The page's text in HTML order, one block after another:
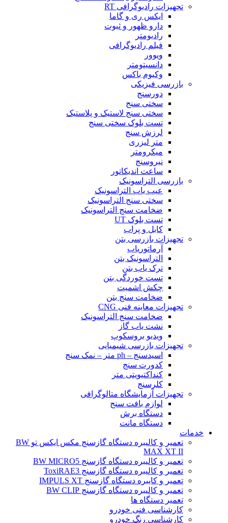
تجهیزات رادیوگرافی RT
ایکس ری و گاما
دارو ظهور و ثبوت
رادیومتر
فیلم رادیوگرافی
ویوور
دانسیتومتر
وکیوم باکس
بازرسی فیزیکی
دورسنج
سختی سنج
سختی سنج لاستیک و پلاستیک
تست بلوک سختی سنج
لرزش سنج
متر لیزری
میکرومتر
نیروسنج
ساعت اندیکاتور
بازرسی التراسونیک
عیب یاب التراسونیک
سختی سنج التراسونیک
ضخامت سنج التراسونیک
تست بلوک UT
کابل و پراب
تجهیزات بازرسی بتن
آرماتوریاب
التراسونیک بتن
ترک یاب بتن
تست خوردگی بتن
چکش اشمیت
ضخامت سنج بتن
تجهیزات معاینه فنی CNG
ضخامت سنج التراسونیک
نشت یاب گاز
ویدیو بروسکوپ
تجهیزات بازرسی شیمیایی
اسیدسنج – ph متر – نمک سنج
کدورت سنج
کنداکتیویتی متر
کلرسنج
تجهیزات آزمایشگاه متالوگرافی
لوازم بافت سنج
دستگاه برش
دستگاه مانت
خدمات
تعمیر و کالیبره دستگاه گازسنج مکس ایکس تو BW
MAX XT II
تعمیر و کالیبره دستگاه گازسنج BW MICRO5
تعمیر و کالیبره دستگاه گازسنج ToxiRAE3
تعمیر و کایبره دستگاه گازسنج IMPULS XT
تعمیر و کالیبره دستگاه گازسنج BW CLIP
تعمیر دستگاه ها
کارشناسی فنی خودرو
کارشناسی رنگ خودرو